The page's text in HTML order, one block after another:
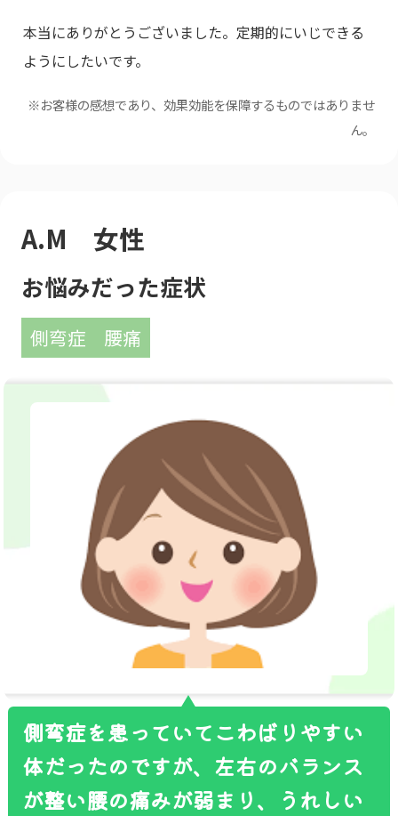
本当にありがとうございました。定期的にいじできる
ようにしたいです。
※お客様の感想であり、効果効能を保障するものではありませ
ん。
A.M 女性
お悩みだった症状
側弯症 腰痛
側弯症を患っていてこわばりやすい
体だったのですが、左右のバランス
が整い腰の痛みが弱まり、うれしい